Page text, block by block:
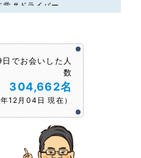
党 #ドライバー
でお会いした人
数
304,662名
12月04日 現在）